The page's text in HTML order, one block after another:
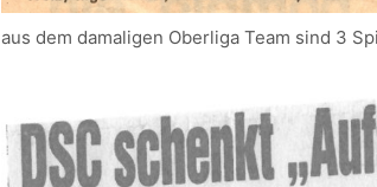
aus dem damaligen Oberliga Team sind 3